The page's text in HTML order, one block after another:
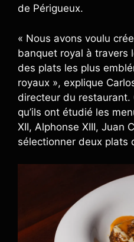
de Périgueux.
« Nous avons voulu
banquet royal à travers
des plats les plus
royaux », explique
directeur du restaurant.
qu’ils ont étudié les
XII, Alphonse XIII, Juan
sélectionner deux plats